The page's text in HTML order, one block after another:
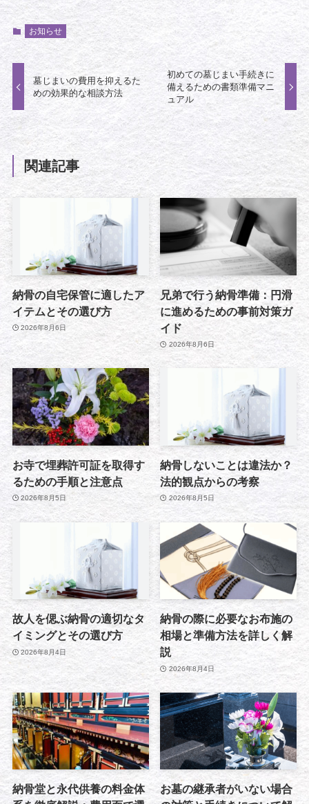
お知らせ
墓じまいの費用を抑えるた
めの効果的な相談方法
初めての墓じまい手続きに
備えるための書類準備マニ
ュアル
関連記事
納骨の自宅保管に適したア
イテムとその選び方
2026年8月6日
兄弟で行う納骨準備：円滑
に進めるための事前対策ガ
イド
2026年8月6日
お寺で埋葬許可証を取得す
るための手順と注意点
2026年8月5日
納骨しないことは違法か？
法的観点からの考察
2026年8月5日
故人を偲ぶ納骨の適切なタ
イミングとその選び方
2026年8月4日
納骨の際に必要なお布施の
相場と準備方法を詳しく解
説
2026年8月4日
納骨堂と永代供養の料金体
お墓の継承者がいない場合